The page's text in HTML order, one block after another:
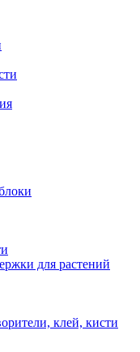
для растений
клей, кисти